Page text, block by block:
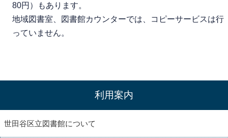
80円）もあります。
地域図書室、図書館カウンターでは、コピーサービスは行
っていません。
利用案内
世田谷区立図書館について